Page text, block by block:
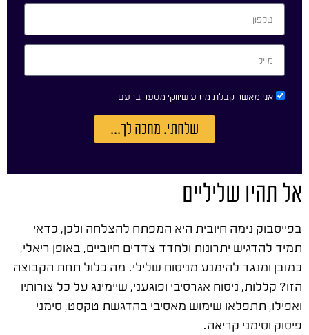
אני מאשר קבלת מידע שיווקי מסער ברעם
שלחתי. מחכה לך...
אל תהיו שליליים
בפייסבוק נימה חיובית היא המפתח להצלחה ולכן, כדאי
תמיד להדגיש יתרונות ולחדד צדדים חיוביים, באופן ריאלי,
כמובן ומנגד להימנע מניסוח שלילי. מה כלול תחת הקבוצה
הזו? קללות, ניסוח אגרסיבי ופוגעני, שיימינג על כל צורותיו
ואפילו, תתפלאו שימוש מאסיבי בהדגשת טקסט, סימני
פיסוק וסימני קריאה.